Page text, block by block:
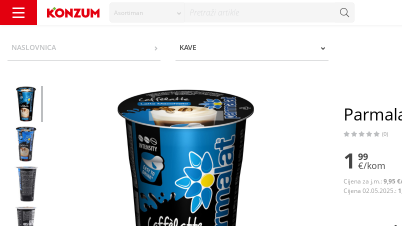
Asortiman
NASLOVNICA KAVE
(0)
1 99
€/kom
Cijena za j.m.: 9,95
Cijena 02.05.2025.: